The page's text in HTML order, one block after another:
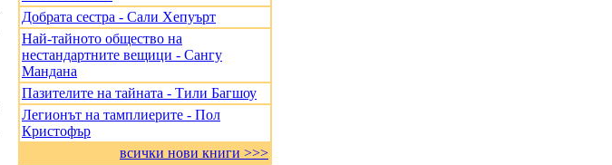
Добрата сестра - Сали Хепуърт
Най-тайното общество на
нестандартните вещици - Сангу
Мандана
Пазителите на тайната - Тили Багшоу
Легионът на тамплиерите - Пол
Кристофър
всички нови книги >>>